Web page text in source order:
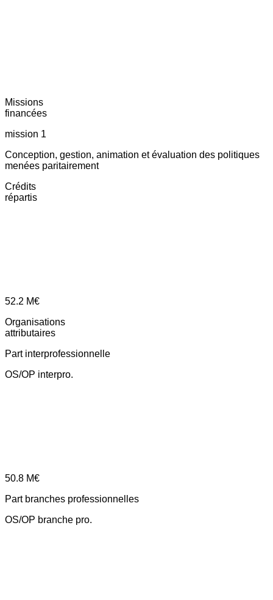
Missions
financées
mission 1
Conception, gestion, animation et évaluation des politiques
menées paritairement
Crédits
répartis
52.2 M€
Organisations
attributaires
Part interprofessionnelle
OS/OP interpro.
50.8 M€
Part branches professionnelles
OS/OP branche pro.